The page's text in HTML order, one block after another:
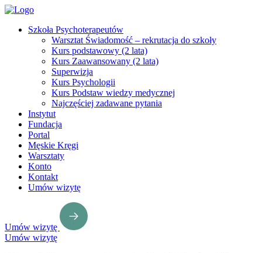
Szkoła Psychoterapeutów
Warsztat Świadomość – rekrutacja do szkoły
Kurs podstawowy (2 lata)
Kurs Zaawansowany (2 lata)
Superwizja
Kurs Psychologii
Kurs Podstaw wiedzy medycznej
Najczęściej zadawane pytania
Instytut
Fundacja
Portal
Męskie Kręgi
Warsztaty
Konto
Kontakt
Umów wizytę
Umów wizytę
Umów wizytę